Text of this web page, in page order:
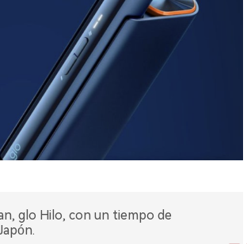
glo Hilo, con un tiempo de